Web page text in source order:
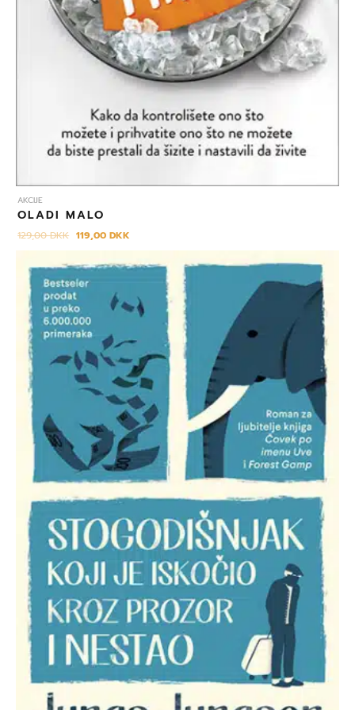
AKCIJE
OLADI MALO
129,00DKK 119,00DKK